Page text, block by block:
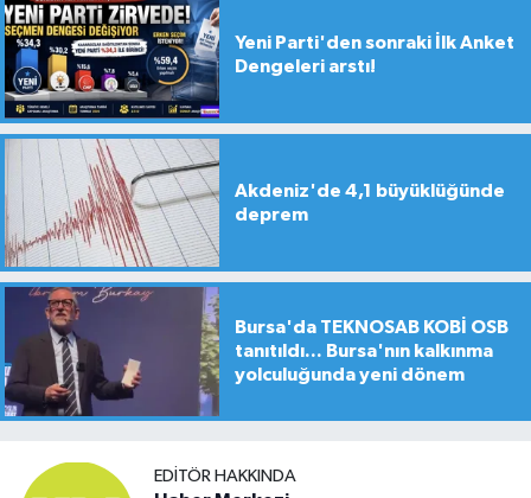
Yeni Parti'den sonraki İlk Anket
Dengeleri arstı!
Akdeniz'de 4,1 büyüklüğünde
deprem
Bursa'da TEKNOSAB KOBİ OSB
tanıtıldı... Bursa'nın kalkınma
yolculuğunda yeni dönem
EDITÖR HAKKINDA